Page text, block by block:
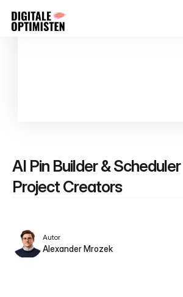
AI Pin Builder &
Project Creators
Autor
Alexander Mrozek